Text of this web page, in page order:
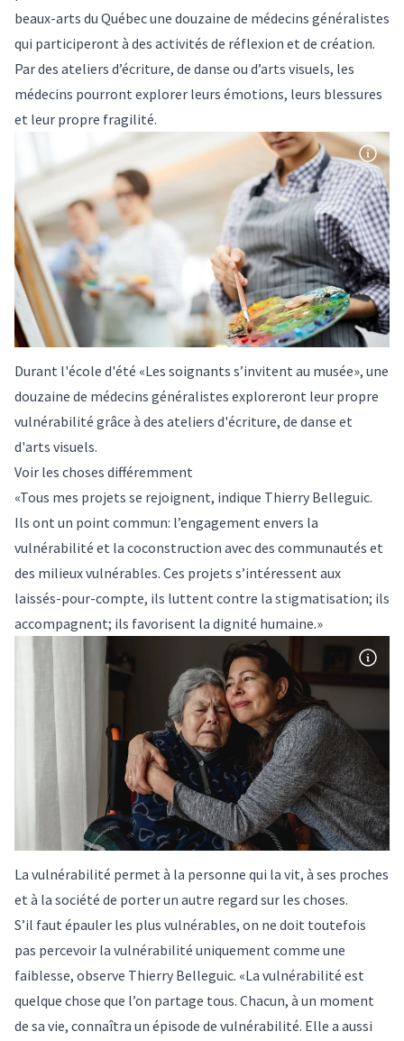
beaux-arts du Québec une douzaine de médecins généralistes
qui participeront à des activités de réflexion et de création.
Par des ateliers d’écriture, de danse ou d’arts visuels, les
médecins pourront explorer leurs émotions, leurs blessures
et leur propre fragilité.
Durant l'école d'été «Les soignants s’invitent au musée», une
douzaine de médecins généralistes exploreront leur propre
vulnérabilité grâce à des ateliers d'écriture, de danse et
d'arts visuels.
Voir les choses différemment
«Tous mes projets se rejoignent, indique Thierry Belleguic.
Ils ont un point commun: l’engagement envers la
vulnérabilité et la coconstruction avec des communautés et
des milieux vulnérables. Ces projets s’intéressent aux
laissés-pour-compte, ils luttent contre la stigmatisation; ils
accompagnent; ils favorisent la dignité humaine.»
La vulnérabilité permet à la personne qui la vit, à ses proches
et à la société de porter un autre regard sur les choses.
S’il faut épauler les plus vulnérables, on ne doit toutefois
pas percevoir la vulnérabilité uniquement comme une
faiblesse, observe Thierry Belleguic. «La vulnérabilité est
quelque chose que l’on partage tous. Chacun, à un moment
de sa vie, connaîtra un épisode de vulnérabilité. Elle a aussi